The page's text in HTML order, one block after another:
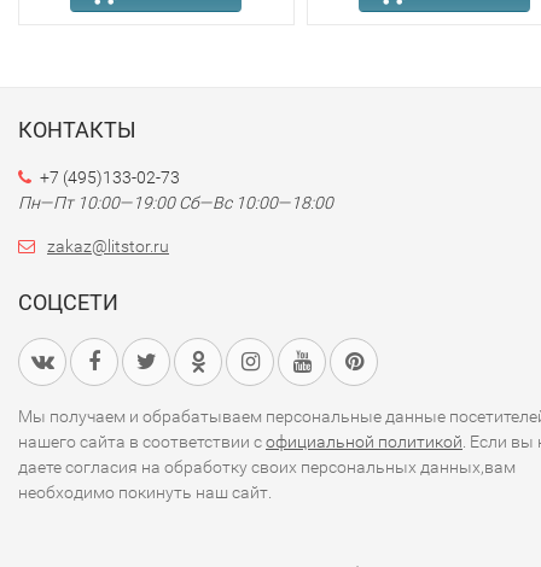
КОНТАКТЫ
+7 (495)133-02-73
Пн—Пт 10:00—19:00 Сб—Вс 10:00—18:00
zakaz@litstor.ru
СОЦСЕТИ
Мы получаем и обрабатываем персональные данные
нашего сайта в соответствии софициальной политикой. Если вы
даете согласия на обработку своих персональных данных,вам
необходимо покинуть наш сайт.